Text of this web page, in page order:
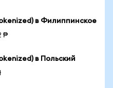
в Филиппинское
₱
в Польский